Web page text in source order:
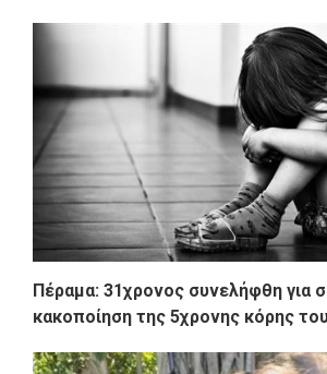
Πέραμα: 31χρονος συνελήφθη για
κακοποίηση της 5χρονης κόρης